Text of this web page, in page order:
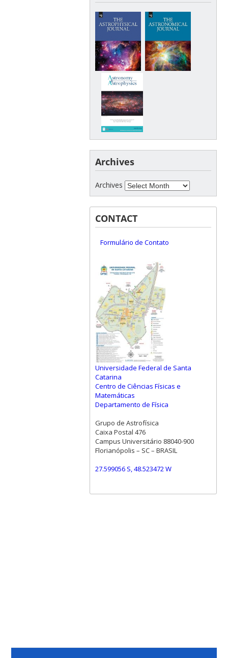
Archives
Archives
CONTACT
Formulário de Contato
Universidade Federal de Santa
Catarina
Centro de Ciências Físicas e
Matemáticas
Departamento de Física
Grupo de Astrofísica
Caixa Postal 476
Campus Universitário 88040-900
Florianópolis – SC – BRASIL
27.599056 S, 48.523472 W